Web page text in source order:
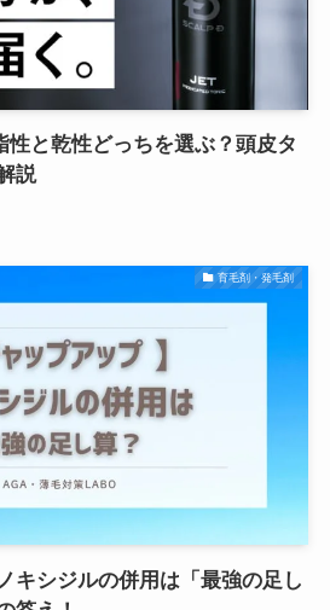
性と乾性どっちを選ぶ？頭皮タ
説
育毛剤・発毛剤
キシジルの併用は「最強の足し